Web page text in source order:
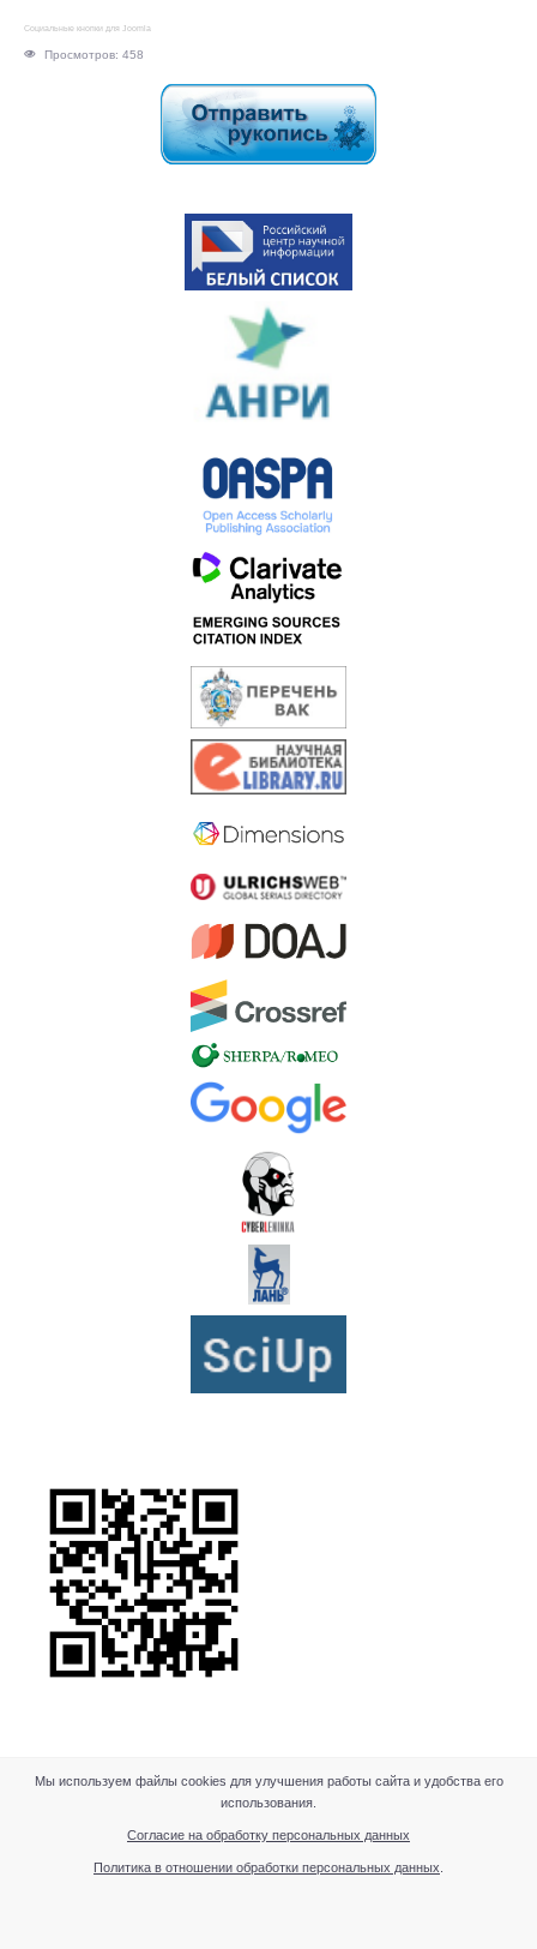
Социальные кнопки для Joomla
Просмотров: 458
Мы используем файлы cookies для улучшения работы сайта и удобства его
использования.
Согласие на обработку персональных данных
Политика в отношении обработки персональных данных